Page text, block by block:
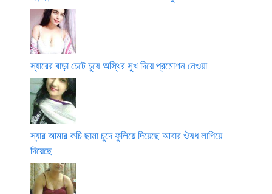
স্যারের বাড়া চেটে চুষে অস্থির সুখ দিয়ে প্রমোশন নেওয়া
স্যার আমার কচি ছামা চুদে ফুলিয়ে দিয়েছে আবার ঔষধ লাগিয়ে
দিয়েছে